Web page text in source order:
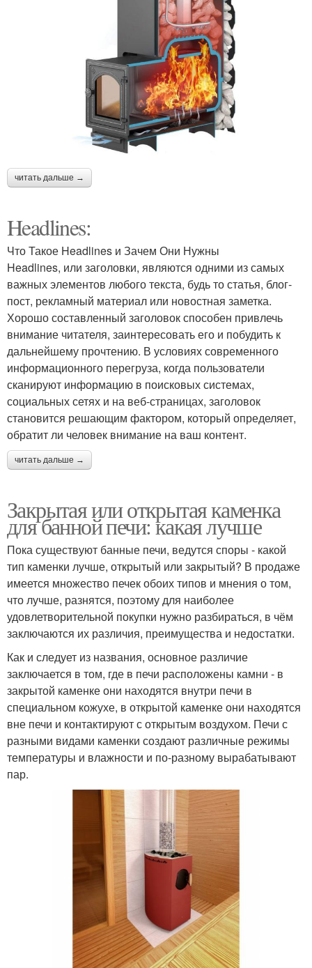
читать дальше →
Headlines:
Что Такое Headlines и Зачем Они Нужны
Headlines, или заголовки, являются одними из самых
важных элементов любого текста, будь то статья, блог-
пост, рекламный материал или новостная заметка.
Хорошо составленный заголовок способен привлечь
внимание читателя, заинтересовать его и побудить к
дальнейшему прочтению. В условиях современного
информационного перегруза, когда пользователи
сканируют информацию в поисковых системах,
социальных сетях и на веб-страницах, заголовок
становится решающим фактором, который определяет,
обратит ли человек внимание на ваш контент.
читать дальше →
Закрытая или открытая каменка
для банной печи: какая лучше
Пока существуют банные печи, ведутся споры - какой
тип каменки лучше, открытый или закрытый? В продаже
имеется множество печек обоих типов и мнения о том,
что лучше, разнятся, поэтому для наиболее
удовлетворительной покупки нужно разбираться, в чём
заключаются их различия, преимущества и недостатки.
Как и следует из названия, основное различие
заключается в том, где в печи расположены камни - в
закрытой каменке они находятся внутри печи в
специальном кожухе, в открытой каменке они находятся
вне печи и контактируют с открытым воздухом. Печи с
разными видами каменки создают различные режимы
температуры и влажности и по-разному вырабатывают
пар.